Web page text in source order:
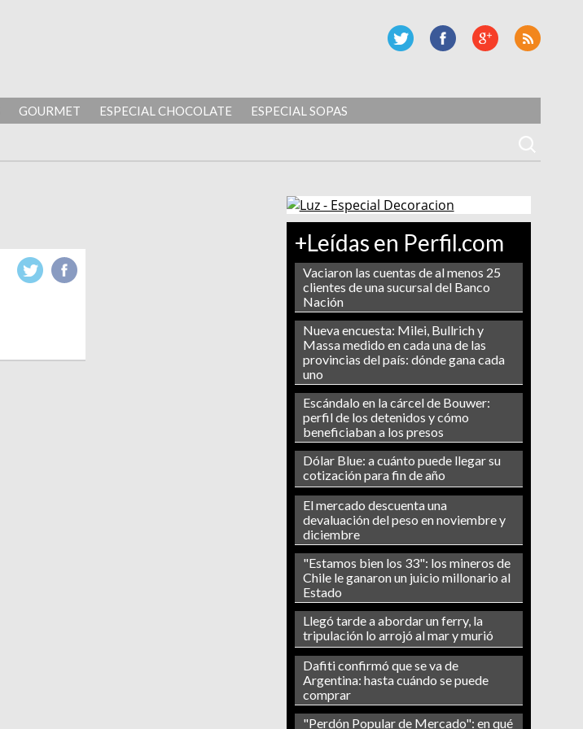
GOURMET ESPECIAL CHOCOLATE ESPECIAL SOPAS
+Leídas en Perfil.com
Vaciaron las cuentas de al menos 25
clientes de una sucursal del Banco
Nación
Nueva encuesta: Milei, Bullrich y
Massa medido en cada una de las
provincias del país: dónde gana cada
uno
Escándalo en la cárcel de Bouwer:
perfil de los detenidos y cómo
beneficiaban a los presos
Dólar Blue: a cuánto puede llegar su
cotización para fin de año
El mercado descuenta una
devaluación del peso en noviembre y
diciembre
"Estamos bien los 33": los mineros de
Chile le ganaron un juicio millonario al
Estado
Llegó tarde a abordar un ferry, la
tripulación lo arrojó al mar y murió
Dafiti confirmó que se va de
Argentina: hasta cuándo se puede
comprar
"Perdón Popular de Mercado": en qué